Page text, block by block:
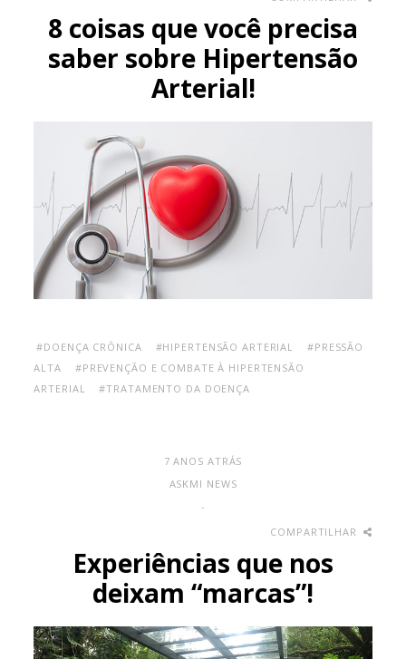
8 coisas que você precisa
saber sobre Hipertensão
Arterial!
#DOENÇA CRÔNICA #HIPERTENSÃO ARTERIAL
#PRESSÃO
ALTA
#PREVENÇÃO E COMBATE À HIPERTENSÃO
ARTERIAL
#TRATAMENTO DA DOENÇA
7 ANOS ATRÁS
ASKMI NEWS
-
COMPARTILHAR
Experiências que nos
deixam “marcas”!